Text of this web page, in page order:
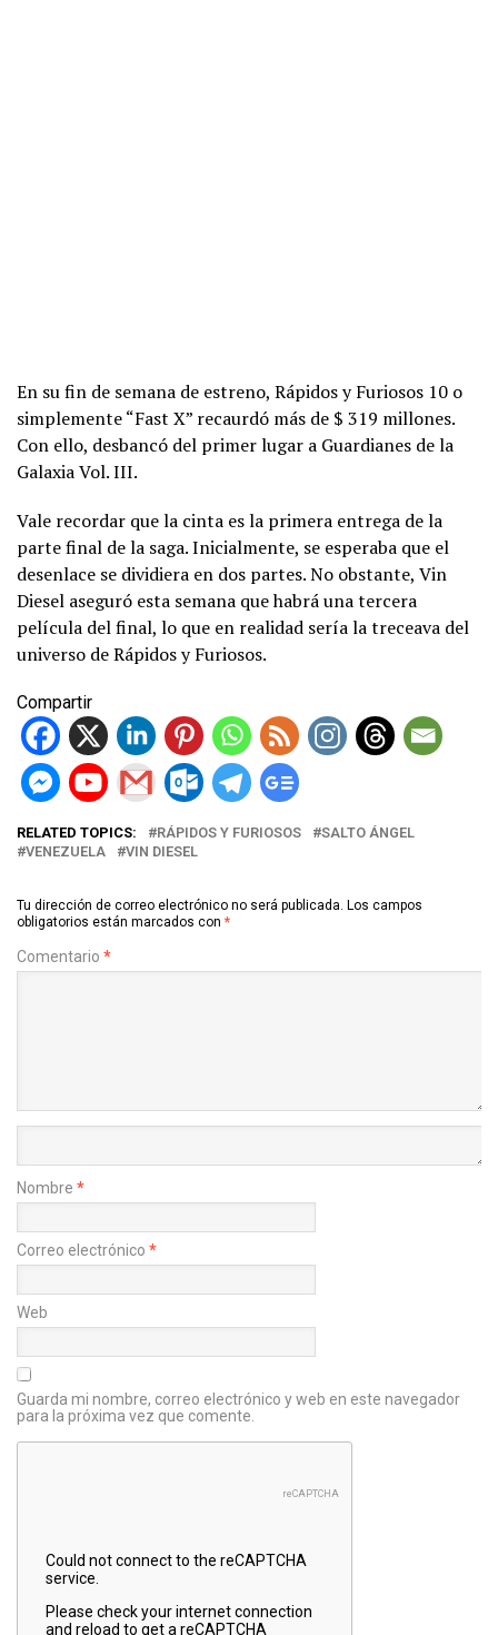
En su fin de semana de estreno, Rápidos y Furiosos 10 o
simplemente “Fast X” recaurdó más de $ 319 millones.
Con ello, desbancó del primer lugar a Guardianes de la
Galaxia Vol. III.
Vale recordar que la cinta es la primera entrega de la
parte final de la saga. Inicialmente, se esperaba que el
desenlace se dividiera en dos partes. No obstante, Vin
Diesel aseguró esta semana que habrá una tercera
película del final, lo que en realidad sería la treceava del
universo de Rápidos y Furiosos.
Compartir
RELATED TOPICS: RÁPIDOS Y FURIOSOS
SALTO ÁNGEL
VENEZUELA
VIN DIESEL
Tu dirección de correo electrónico no será publicada. Los campos
obligatorios están marcados con *
Comentario *
Nombre *
Correo electrónico *
Web
Guarda mi nombre, correo electrónico y web en este navegador
para la próxima vez que comente.